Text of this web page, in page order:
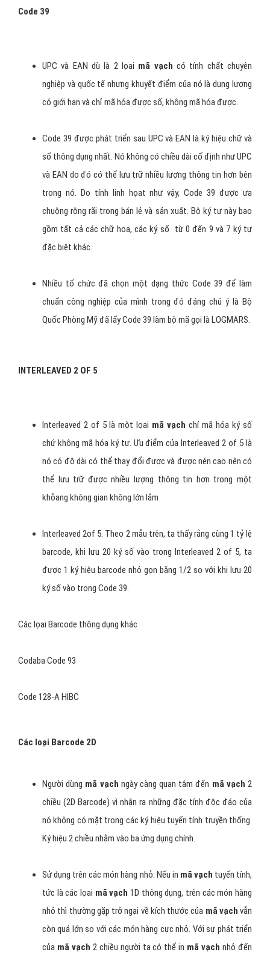
mã mặt hàng.
* 7 - Mã kiểm tra tính chính xác của tòan bộ số EAN.
EAN có một biến thể khác của nó là JAN (Japaneses Artical
Numbering), thực chất là EAN của người Nhật với mã quốc
gia là 49. Vì EAN phát triển với mã quốc gia nên nó được sử
dụng trên những sản phẩm lưu thông trên tòan cầu.
Các tiêu chuẩn của EAN do Tổ chức EAN quốc tế quản lý. Ở
trên sản phẩm của mình, phải là thành viên của Tổ chức Mã
SốMã VạchViệt Nam, gọi tắt là EAN Việt Nam, để được
cấp mã số doanh nghiệp.
Code 39
UPC và EAN dù là 2 lọai mã vạchcó tính chất chuyên
nghiệp và quốc tế nhưng khuyết điểm của nó là dung lượng
có giới hạn và chỉ mã hóa được số, không mã hóa được.
Code 39 được phát triển sau UPC và EAN là ký hiệu chữ và
và EAN do đó có thể lưu trữ nhiều lượng thông tin hơn bên
trong nó. Do tính linh họat như vậy, Code 39 được ưa
chuộng rộng rãi trong bán lẻ và sản xuất. Bộ ký tự này bao
gồm tất cả các chữ hoa, các ký số từ 0 đến 9 và 7 ký tự
chuẩn công nghiệp của mình trong đó đáng chú ý là Bộ
Interleaved 2 of 5 là một lọaimã vạchchỉ mã hóa ký số
chứ không mã hóa ký tự. Ưu điểm của Interleaved 2 of 5 là
nó có độ dài có thể thay đổi được và được nén cao nên có
thể lưu trữ được nhiều lượng thông tin hơn trong một
Interleaved 2of 5. Theo 2 mẫu trên, ta thấy rằng cùng 1 tỷ lệ
barcode, khi lưu 20 ký số vào trong Interleaved 2 of 5, ta
được 1 ký hiệu barcode nhỏ gọn bằng 1/2 so với khi lưu 20
ký số vào trong Code 39.